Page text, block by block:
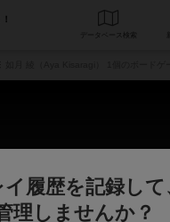
データベース
履歴を記録して
理しませんか？